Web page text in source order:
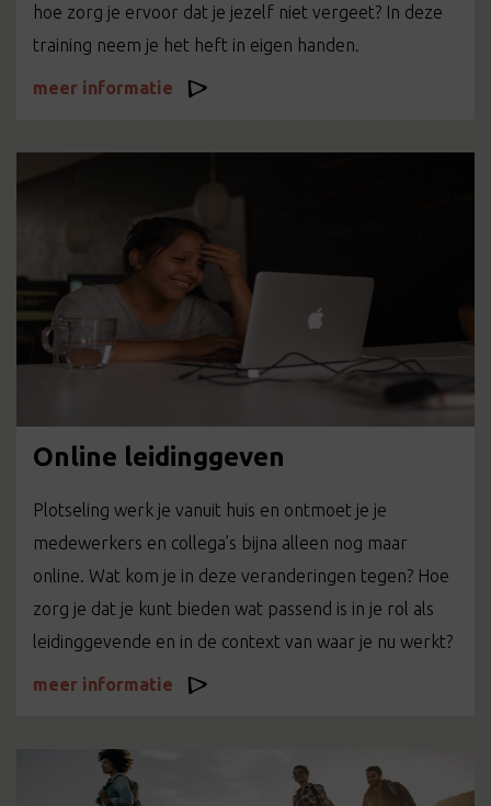
hoe zorg je ervoor dat je jezelf niet vergeet? In deze
training neem je het heft in eigen handen.
meer informatie
Online leidinggeven
Plotseling werk je vanuit huis en ontmoet je je
medewerkers en collega’s bijna alleen nog maar
online. Wat kom je in deze veranderingen tegen? Hoe
zorg je dat je kunt bieden wat passend is in je rol als
leidinggevende en in de context van waar je nu werkt?
meer informatie